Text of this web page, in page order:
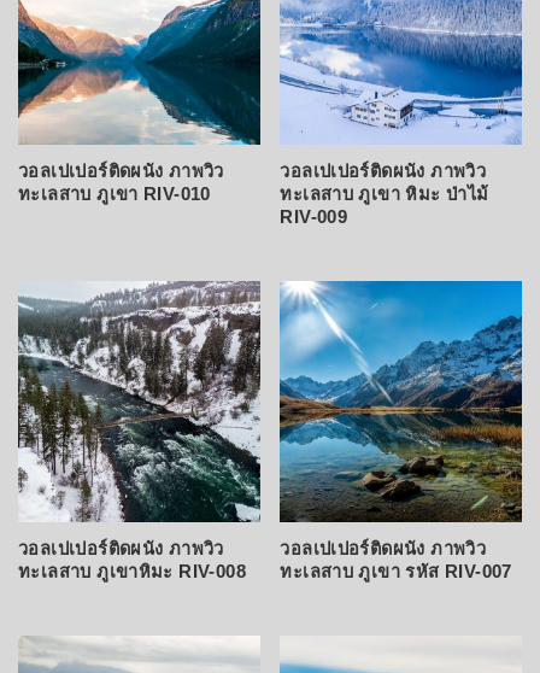
วอลเปเปอร์ติดผนัง ภาพวิว
ทะเลสาบ ภูเขา RIV-010
วอลเปเปอร์ติดผนัง ภาพวิว
ทะเลสาบ ภูเขา หิมะ ป่าไม้
RIV-009
วอลเปเปอร์ติดผนัง ภาพวิว
ทะเลสาบ ภูเขาหิมะ RIV-008
วอลเปเปอร์ติดผนัง ภาพวิว
ทะเลสาบ ภูเขา รหัส RIV-007